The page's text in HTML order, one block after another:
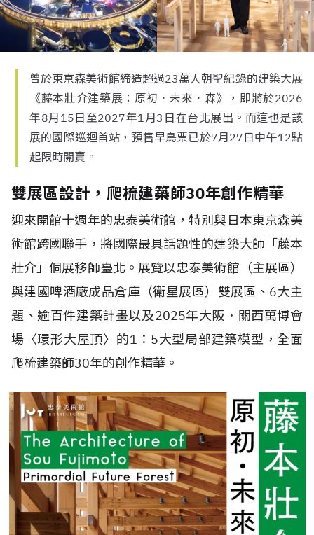
曾於東京森美術館締造超過23萬人朝聖紀錄的建築大展
《藤本壯介建築展：原初．未來．森》，即將於2026
年8月15日至2027年1月3日在台北展出。而這也是該
展的國際巡迴首站，預售早鳥票已於7月27日中午12點
起限時開賣。
雙展區設計，爬梳建築師30年創作精華
迎來開館十週年的忠泰美術館，特別與日本東京森美
術館跨國聯手，將國際最具話題性的建築大師「藤本
壯介」個展移師臺北。展覽以忠泰美術館（主展區）
與建國啤酒廠成品倉庫（衛星展區）雙展區、6大主
題、逾百件建築計畫以及2025年大阪．關西萬博會
場〈環形大屋頂〉的1：5大型局部建築模型，全面
爬梳建築師30年的創作精華。